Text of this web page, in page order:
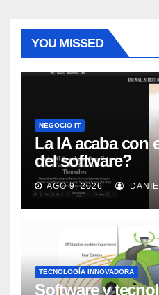
YOU MISSED
NEGOCIO IT
La IA acaba con
del software?
AGO 9, 2026
TECNOLOGÍA INNOVADORA
Software y